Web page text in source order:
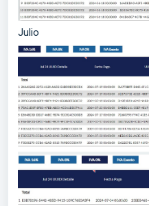
Julio